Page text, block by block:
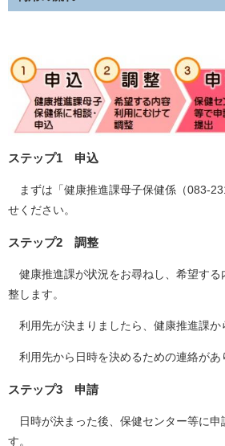
ステップ1 申込
まずは「健康推進課母子保健係（083-
せください。
ステップ2 調整
健康推進課が状況をお尋ねし、希望する
整します。
利用先が決まりましたら、健康推進課か
利用先から日時を決めるための連絡があ
ステップ3 申請
日時が決まった後、保健センター等に申
す。